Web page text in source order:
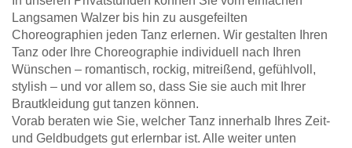
Langsamen Walzer bis hin zu ausgefeilten
Choreographien jeden Tanz erlernen. Wir gestalten Ihren
Tanz oder Ihre Choreographie individuell nach Ihren
Wünschen – romantisch, rockig, mitreißend, gefühlvoll,
stylish – und vor allem so, dass Sie sie auch mit Ihrer
Brautkleidung gut tanzen können.
Vorab beraten wie Sie, welcher Tanz innerhalb Ihres Zeit-
und Geldbudgets gut erlernbar ist. Alle weiter unten